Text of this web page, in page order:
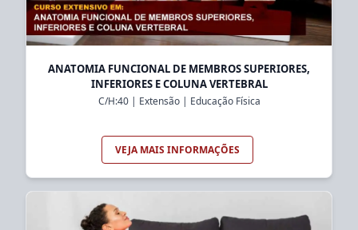
ANATOMIA FUNCIONAL DE MEMBROS SUPERIORES,
INFERIORES E COLUNA VERTEBRAL
C/H:40| Extensão| Educação Física
VEJA MAIS INFORMAÇÕES